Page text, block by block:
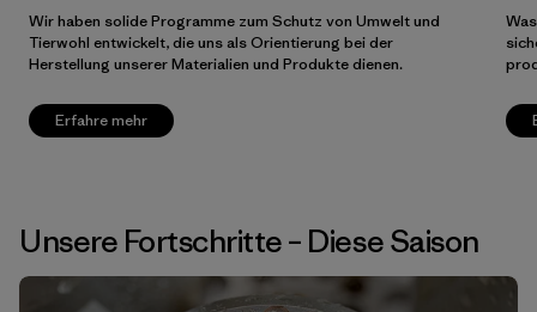
Wir haben solide Programme zum Schutz von Umwelt und
Tierwohl entwickelt, die uns als Orientierung bei der
Herstellung unserer Materialien und Produkte dienen.
Erfahre mehr
Unsere Fortschritte – Diese Saison